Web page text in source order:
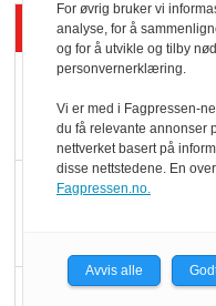
Siste artikler -
For øvrig bruker vi
analyse, for å
og for å utvikle og tilby
personvernerklæring.
Vi er med i Fagpressen-
du få relevante annonser
nettverket basert på
disse nettstedene. En
Fagpressen.no.
Avvis alle